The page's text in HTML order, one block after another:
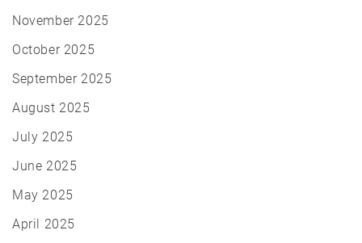
November 2025
October 2025
September 2025
August 2025
July 2025
June 2025
May 2025
April 2025